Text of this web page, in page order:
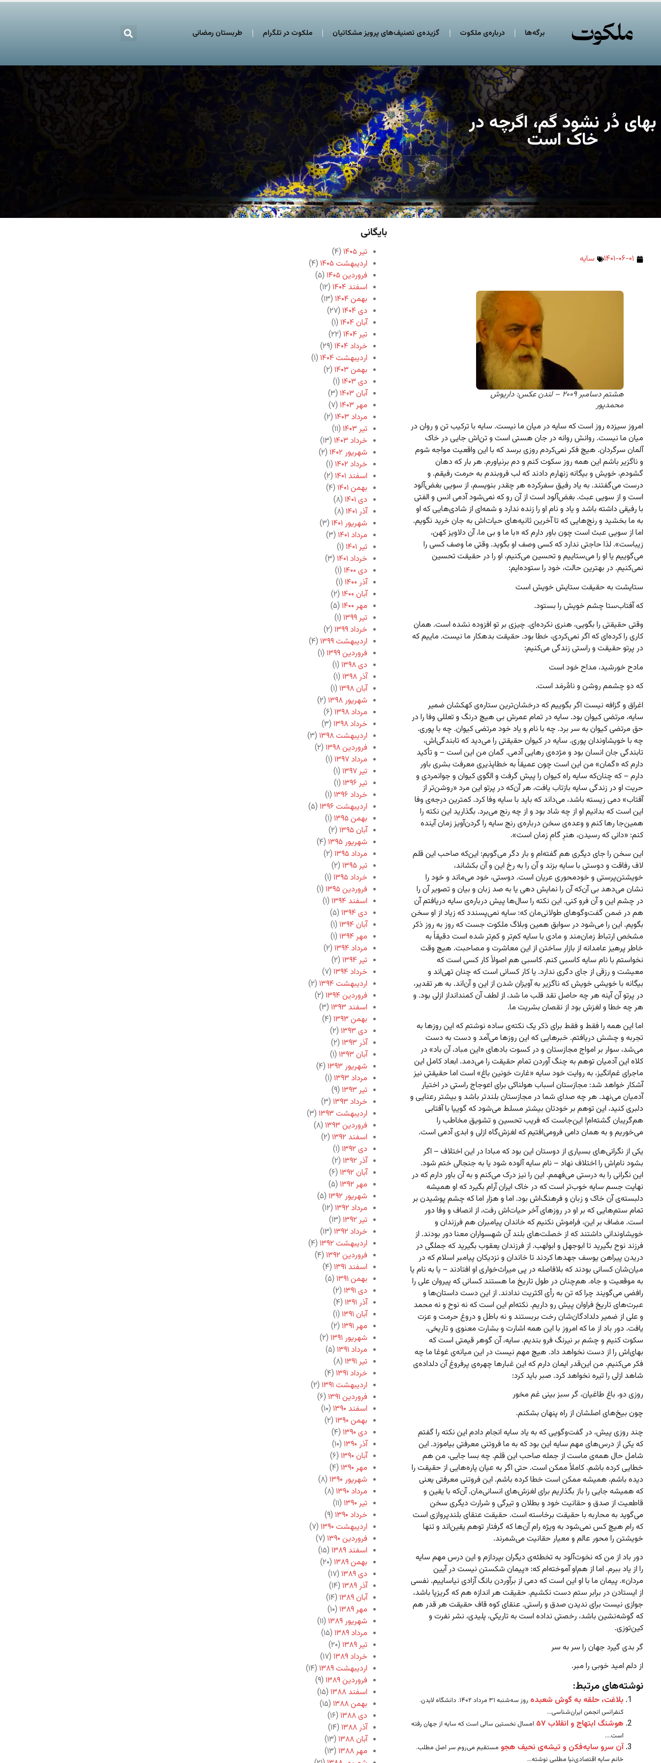
برگه‌ها درباره‌ی ملکوت گزیده‌ی تصنیف‌های پرویز مشکاتیان ملکوت در تلگرام طربستان رمضانی
بهای دُر نشود گم، اگرچه در
خاک است
۱۴۰۱-۰۶-۰۱ سایه
هشتم دسامبر ۲۰۰۹ – لندن عکس: داریوش
محمدپور
امروز سیزده روز است که سایه در میان ما نیست. سایه با ترکیب تن و روان در
میان ما نیست. روانش روانه در جان هستی‌ است و تن‌اش جایی در خاک
آلمان سرگردان. هیچ فکر نمی‌کردم روزی برسد که با این واقعیت مواجه شوم
و ناگزیر باشم این همه روز سکوت کنم و دم برنیاورم. هر بار که دهان
گشودم، خویش و بیگانه زنهارم دادند که لب فروبندم به حرمت رفیقم. و
درست می‌گفتند. به یاد رفیق سفرکرده هر چقدر بنویسم، از سویی بغض‌آلود
است و از سویی عبث. بغض‌آلود است از آن رو که نمی‌شود آدمی انس و الفتی
با رفیقی داشته باشد و یاد و نام او را زنده ندارد و شمه‌ای از شادی‌هایی که او
به ما بخشید و رنج‌هایی که تا آخرین ثانیه‌های حیات‌اش به جان خرید نگویم.
اما از سویی عبث است چون باور دارم که «با ما و بی ما، آن دلاویز کهن،
زیباست». لذا حاجتی ندارد که کسی وصف او بگوید. وقتی ما وصف کسی را
می‌گوییم یا او را می‌ستاییم و تحسین می‌کنیم، او را در حقیقت تحسین
نمی‌کنیم. در بهترین حالت، خود را ستوده‌ایم:
ستایشت به حقیقت ستایش خویش است
که آفتاب‌ستا چشم خویش را بستود.
وقتی حقیقتی را بگویی، هنری نکرده‌ای. چیزی بر تو افزوده نشده است. همان
کاری را کرده‌ای که اگر نمی‌کردی، خطا بود. حقیقت بدهکار ما نیست. ماییم که
در پرتو حقیقت و راستی زندگی می‌کنیم:
مادح خورشید، مداح خود است
که دو چشمم روشن و نامُرمَد است.
اغراق و گزافه نیست اگر بگوییم که درخشان‌ترین ستاره‌ی کهکشان ضمیر
سایه، مرتضی کیوان بود. سایه در تمام عمرش بی هیچ درنگ و تعللی وفا را در
حق مرتضی کیوان به سر برد. چه با نام و یاد خود مرتضی کیوان. چه با پوری.
چه با خویشاوندان پوری. سایه در کیوان حقیقتی را می‌دید که تابندگی‌اش،
تابندگی جان انسان بود و مژده‌ی رهایی آدمی. گمان من این است – و تأکید
دارم که «گمان» من این است چون عمیقاً به خطاپذیری معرفت بشری باور
دارم – که چنان‌که سایه راه کیوان را پیش گرفت و الگوی کیوان و جوانمردی و
حریت او در زندگی سایه بازتاب یافت، هر آن‌که در پرتو این مرد «روشن‌تر از
آفتاب» دمی زیسته باشد، می‌داند که باید با سایه وفا کرد. کمترین درجه‌ی وفا
این است که بدانیم او از چه شاد بود و از چه رنج می‌برد. بگذارید این نکته را
همین‌جا رها کنم و وعده‌ی سخن درباره‌ی رنج سایه را گردن‌آویز زمان آینده
کنم: «دانی که رسیدن، هنرِ گامِ زمان است».
این سخن را جای دیگری هم گفته‌ام و بار دگر می‌گویم: این‌که صاحب این قلم
لاف رفاقت و دوستی با سایه بزند و آن را به رخ این و آن بکشاند،
خویشتن‌پرستی و خودمحوری عریان است. دوستی، خود می‌ماند و خود را
نشان می‌دهد بی‌ آن‌که آن را نمایش دهی یا به صد زبان و بیان و تصویر آن را
در چشم این و آن فرو کنی. این نکته را سال‌ها پیش درباره‌ی سایه دریافتم آن
هم در ضمن گفت‌وگوهای طولانی‌مان که: سایه نمی‌پسندد که زیاد از او سخن
بگویم. این را می‌شود در سوابق همین وبلاگ ملکوت جست که روز به روز ذکر
مشخص ارتباط زمان‌مند و مادی با سایه کم‌تر و کم‌تر شده است دقیقاً به
خاطر پرهیز عامدانه از بازار ساختن از این معاشرت و مصاحبت. هیچ وقت
نخواستم با نام سایه کاسبی کنم. کاسبی هم اصولاً کار کسی است که
معیشت و رزقی از جای دگری ندارد. یا کار کسانی است که چنان تهی‌اند و
بیگانه با خویشی خویش که ناگزیر به آویزان شدن از این و آن‌اند. به هر تقدیر،
در پرتو آن آینه هر چه حاصل نقد قلب ما شد، از لطف آن کمندانداز ازلی بود. و
هر چه خطا و لغزش بود از نقصان بشریت ما.
اما این همه را فقط و فقط برای ذکر یک نکته‌ی ساده نوشتم که این روزها به
تجربه و چشش دریافتم. خبرهایی که این روزها می‌آمد و دست به دست
می‌شد،‌ سوار بر امواج مجازستان و در کسوت بادهای «این مباد، آن باد» در
کلاه این آدمیان توهم به چنگ آوردن تمام حقیقت را می‌دمد. ابعاد کامل این
ماجرای غم‌انگیز، به روایت خود سایه «غارت خونین باغ» است اما حقیقتی نیز
آشکار خواهد شد: مجازستان اسباب هولناکی برای اعوجاج راستی در اختیار
آدمیان می‌نهد. هر چه صدای شما در مجازستان بلندتر باشد و بیشتر رعنایی و
دلبری کنید، این توهم بر خودتان بیشتر مسلط می‌شود که گوییا با آفتابی
هم‌گریبان گشته‌ام! این‌جاست که فریب تحسین و تشویق مخاطب را
می‌خوریم و به همان دامی فرومی‌افتیم که لغزش‌گاه ازلی و ابدی آدمی است.
یکی از نگرانی‌های بسیاری از دوستان این بود که مبادا در این اختلاف – اگر
بشود نام‌اش را اختلاف نهاد – نام سایه آلوده شود یا به جنجالی ختم شود.
این نگرانی را به درستی می‌فهمم. این را نیز درک می‌کنم و به آن باور دارم که در
نهایت جسم سایه خوب‌تر است که در خاک ایران آرام بگیرد که او همیشه
دلبسته‌ی آن خاک و زبان و فرهنگ‌اش بود. اما و هزار اما که چشم پوشیدن بر
تمام ستم‌هایی که بر او در روزهای آخر حیات‌اش رفت، از انصاف و وفا دور
است. مضاف بر این، فراموش نکنیم که خاندان پیامبران هم فرزندان و
خویشاوندانی داشتند که از خصلت‌های بلند آن شهسواران معنا دور بودند. از
فرزند نوح بگیرید تا ابوجهل و ابولهب. از فرزندان یعقوب بگیرید که جملگی در
دریدن پیراهن یوسف جهدها کردند تا خاندان و نزدیکان پیامبر اسلام که در
میان‌شان کسانی بودند که بلافاصله در پی میراث‌خواری او افتادند – یا به نام یا
به موقعیت و جاه. هم‌چنان در طول تاریخ ما هستند کسانی که پیروان علی را
رافضی می‌گویند چرا که تن به رأی اکثریت ندادند. از این دست داستان‌ها و
عبرت‌های تاریخ فراوان پیش رو داریم. نکته‌ام این است که نه نوح و نه محمد
و علی از ضمیر دلدادگان‌شان رخت بربستند و نه باطل و دروغ حرمت و عزت
یافت. دور باد از ما که امروز با این همه اشارت و بشارت معنوی و تاریخی،
سکوت کنیم و چشم بر نیرنگ فرو بندیم. سایه، آن گوهر قیمتی است که
بهای‌اش را از دست نخواهد داد. هیچ مهم نیست در این میانه‌ی غوغا ما چه
فکر می‌کنیم. من این‌قدر ایمان دارم که این غبارها چهره‌ی پرفروغ آن دلداده‌ی
شاهد ازلی را تیره نخواهد کرد. صبر باید کرد:
روزی دو، باغ طاغیان، گر سبز بینی غم مخور
چون بیخ‌های اصلشان از راه پنهان بشکنم.
چند روزی پیش، در گفت‌وگویی که به یاد سایه انجام دادم این نکته را گفتم
که یکی از درس‌های مهم سایه این بود که به ما فروتنی معرفتی بیاموزد. این
شامل حال همه‌ی ماست از جمله صاحب این قلم. چه بسا جایی، من هم
خطایی کرده باشم. کاملاً ممکن است. حتی اگر به عیان پاره‌هایی از حقیقت را
دیده باشم، همیشه ممکن است خطا کرده باشم. این فروتنی معرفتی یعنی
که همیشه جایی را باز بگذاریم برای لغزش‌های انسانی‌مان. آن‌که با یقین و
قاطعیت از صدق و حقانیت خود و بطلان و تیرگی و شرارت دیگری سخن
می‌گوید به محاربه با حقیقت برخاسته است. حقیقت عنقای بلندپروازی است
که رام هیچ کس نمی‌شود به ویژه رام آن‌ها که گرفتار توهم یقین‌اند و تنها
خویشتن را محور عالم و معیار حقانیت می‌شمرند.
دور باد از من که نخوت‌آلود به تخطئه‌ی دیگران بپردازم و این درس مهم سایه
را از یاد ببرم. اما از هم‌او آموخته‌ام که: «پیمان شکستن نیست در آیین
مردان». پیمان ما با او این است که دمی از برآوردن بانگ آزادی نیاساییم. نفسی
از ایستادن در برابر ستم دست نکشیم. حقیقت هر اندازه هم که گریزپا باشد،
جوازی نیست برای ندیدن صدق و راستی. عنقای کوه قاف حقیقت هر قدر هم
که گوشه‌نشین باشد، رخصتی نداده است به تاریکی، پلیدی، نشر نفرت و
کین‌توزی.
گر بدی گیرد جهان را سر به سر
از دلم امید خوبی را مبر.
نوشته‌های مرتبط:
بلاغت، حلقه به گوش شعبده
روز سه‌شنبه ۳۱ مرداد ۱۴۰۲. دانشگاه لایدن.
کنفرانس انجمن ایران‌شناسی...
هوشنگ ابتهاج و انقلاب ۵۷
امسال نخستین سالی است که سایه از جهان رفته
است....
آن سرو سایه‌فکن و تیشه‌ی نحیف هجو مستقیم می‌روم سر اصل مطلب.
خانم سایه اقتصادی‌نیا مطلبی نوشته...
بایگانی
تیر ۱۴۰۵
(۴)
اردیبهشت ۱۴۰۵
(۴)
فروردین ۱۴۰۵
(۵)
اسفند ۱۴۰۴
(۱۲)
بهمن ۱۴۰۴
(۱۳)
دی ۱۴۰۴
(۲۷)
آبان ۱۴۰۴
(۱)
تیر ۱۴۰۴
(۲۲)
خرداد ۱۴۰۴
(۲۹)
اردیبهشت ۱۴۰۴
(۱)
بهمن ۱۴۰۳
(۲)
دی ۱۴۰۳
(۱)
آبان ۱۴۰۳
(۳)
مهر ۱۴۰۳
(۷)
مرداد ۱۴۰۳
(۲)
تیر ۱۴۰۳
(۱۱)
خرداد ۱۴۰۳
(۱۳)
شهریور ۱۴۰۲
(۲)
خرداد ۱۴۰۲
(۱)
اسفند ۱۴۰۱
(۲)
بهمن ۱۴۰۱
(۴)
دی ۱۴۰۱
(۸)
آذر ۱۴۰۱
(۸)
شهریور ۱۴۰۱
(۳)
مرداد ۱۴۰۱
(۳)
تیر ۱۴۰۱
(۱)
خرداد ۱۴۰۱
(۳)
دی ۱۴۰۰
(۱)
آذر ۱۴۰۰
(۱)
آبان ۱۴۰۰
(۲)
مهر ۱۴۰۰
(۵)
تیر ۱۳۹۹
(۱)
خرداد ۱۳۹۹
(۲)
اردیبهشت ۱۳۹۹
(۴)
فروردین ۱۳۹۹
(۱)
دی ۱۳۹۸
(۱)
آذر ۱۳۹۸
(۱)
آبان ۱۳۹۸
(۱)
شهریور ۱۳۹۸
(۲)
مرداد ۱۳۹۸
(۶)
خرداد ۱۳۹۸
(۳)
اردیبهشت ۱۳۹۸
(۳)
فروردین ۱۳۹۸
(۲)
مرداد ۱۳۹۷
(۱)
تیر ۱۳۹۷
(۱)
تیر ۱۳۹۶
(۱)
خرداد ۱۳۹۶
(۱)
اردیبهشت ۱۳۹۶
(۵)
بهمن ۱۳۹۵
(۱)
آبان ۱۳۹۵
(۲)
شهریور ۱۳۹۵
(۴)
مرداد ۱۳۹۵
(۲)
تیر ۱۳۹۵
(۲)
خرداد ۱۳۹۵
(۱)
فروردین ۱۳۹۵
(۱)
اسفند ۱۳۹۴
(۱)
دی ۱۳۹۴
(۵)
آبان ۱۳۹۴
(۱)
مهر ۱۳۹۴
(۱)
مرداد ۱۳۹۴
(۲)
تیر ۱۳۹۴
(۲)
خرداد ۱۳۹۴
(۷)
اردیبهشت ۱۳۹۴
(۲)
فروردین ۱۳۹۴
(۲)
اسفند ۱۳۹۳
(۳)
بهمن ۱۳۹۳
(۴)
دی ۱۳۹۳
(۲)
آذر ۱۳۹۳
(۲)
آبان ۱۳۹۳
(۱)
شهریور ۱۳۹۳
(۴)
مرداد ۱۳۹۳
(۱)
تیر ۱۳۹۳
(۹)
خرداد ۱۳۹۳
(۳)
اردیبهشت ۱۳۹۳
(۳)
فروردین ۱۳۹۳
(۸)
اسفند ۱۳۹۲
(۲)
دی ۱۳۹۲
(۱)
آذر ۱۳۹۲
(۲)
آبان ۱۳۹۲
(۶)
مهر ۱۳۹۲
(۵)
شهریور ۱۳۹۲
(۵)
مرداد ۱۳۹۲
(۱۲)
تیر ۱۳۹۲
(۱۳)
خرداد ۱۳۹۲
(۱۳)
اردیبهشت ۱۳۹۲
(۴)
فروردین ۱۳۹۲
(۴)
اسفند ۱۳۹۱
(۴)
بهمن ۱۳۹۱
(۵)
دی ۱۳۹۱
(۲)
آذر ۱۳۹۱
(۴)
آبان ۱۳۹۱
(۱)
مهر ۱۳۹۱
(۲)
شهریور ۱۳۹۱
(۲)
مرداد ۱۳۹۱
(۵)
تیر ۱۳۹۱
(۸)
خرداد ۱۳۹۱
(۴)
اردیبهشت ۱۳۹۱
(۲)
فروردین ۱۳۹۱
(۶)
اسفند ۱۳۹۰
(۱۰)
بهمن ۱۳۹۰
(۲)
دی ۱۳۹۰
(۴)
آذر ۱۳۹۰
(۱۰)
آبان ۱۳۹۰
(۶)
مهر ۱۳۹۰
(۴)
شهریور ۱۳۹۰
(۸)
مرداد ۱۳۹۰
(۸)
تیر ۱۳۹۰
(۱۱)
خرداد ۱۳۹۰
(۹)
اردیبهشت ۱۳۹۰
(۷)
فروردین ۱۳۹۰
(۷)
اسفند ۱۳۸۹
(۱۵)
بهمن ۱۳۸۹
(۲۰)
دی ۱۳۸۹
(۱۷)
آذر ۱۳۸۹
(۱۴)
آبان ۱۳۸۹
(۱۴)
مهر ۱۳۸۹
(۱۰)
شهریور ۱۳۸۹
(۱۱)
مرداد ۱۳۸۹
(۱۵)
تیر ۱۳۸۹
(۲۰)
خرداد ۱۳۸۹
(۱۷)
اردیبهشت ۱۳۸۹
(۱۴)
فروردین ۱۳۸۹
(۹)
اسفند ۱۳۸۸
(۱۵)
بهمن ۱۳۸۸
(۱۵)
دی ۱۳۸۸
(۱۶)
آذر ۱۳۸۸
(۱۴)
آبان ۱۳۸۸
(۱۳)
مهر ۱۳۸۸
(۱۳)